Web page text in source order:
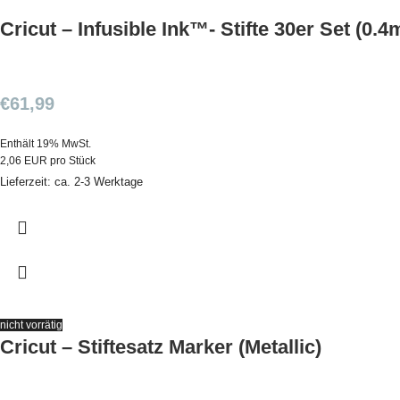
Cricut – Infusible Ink™- Stifte 30er Set
€61,99
Enthält 19% MwSt.
2,06 EUR pro Stück
Lieferzeit: ca. 2-3 Werktage
nicht vorrätig
Cricut – Stiftesatz Marker (Metallic)